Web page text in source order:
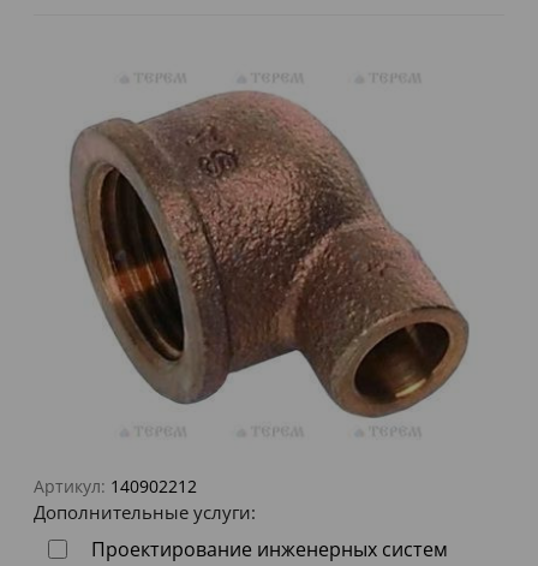
Артикул: 140902212
Дополнительные услуги:
Проектирование инженерных систем